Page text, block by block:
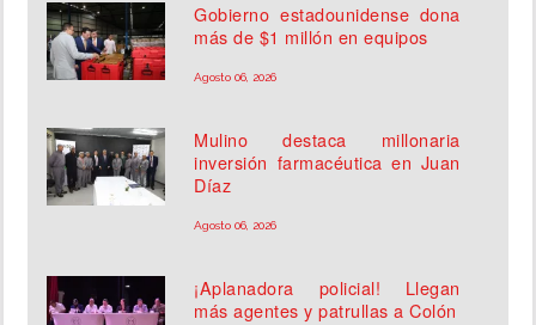
Gobierno estadounidense dona
más de $1 millón en equipos
Agosto 06, 2026
Mulino destaca millonaria
inversión farmacéutica en Juan
Díaz
Agosto 06, 2026
¡Aplanadora policial! Llegan
más agentes y patrullas a Colón